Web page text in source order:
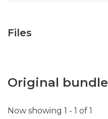
Files
Original bundle
Now showing 1 - 1 of 1